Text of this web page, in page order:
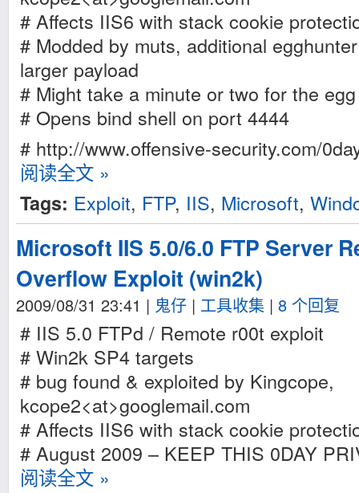
# Affects IIS6 with stack cookie
# Modded by muts, additional
larger payload
# Might take a minute or two for the
# Opens bind shell on port 4444
# http://www.offensive-security.com/
阅读全文 »
Tags: Exploit, FTP, IIS, Microsoft,
Microsoft IIS 5.0/6.0 FTP Server
Overflow Exploit (win2k)
2009/08/31 23:41 | 鬼仔 | 工具收集 | 8 个回复
# IIS 5.0 FTPd / Remote r00t exploit
# Win2k SP4 targets
# bug found & exploited by Kingcope,
kcope2<at>googlemail.com
# Affects IIS6 with stack cookie
# August 2009 – KEEP THIS 0DAY
阅读全文 »